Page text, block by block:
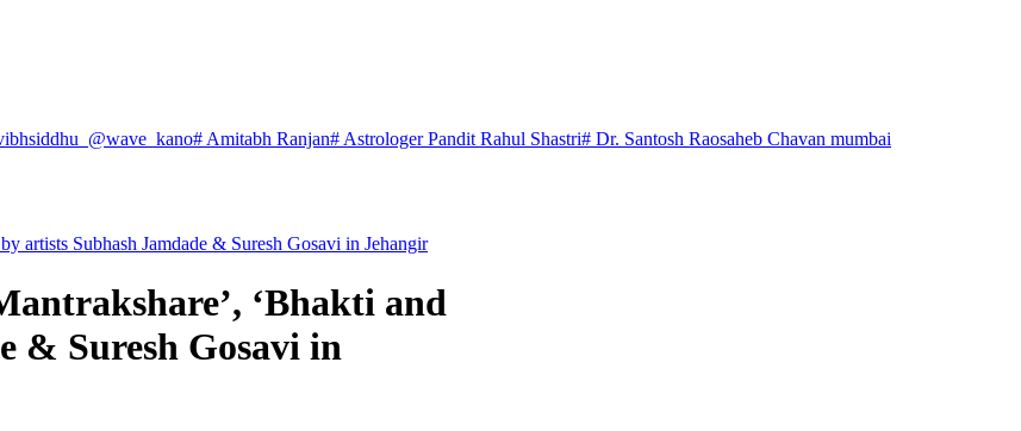
@wave_kano# Amitabh Ranjan# Astrologer Pandit Rahul Shastri# Dr. Santosh Raosaheb Chavan mumbai
artists Subhash Jamdade & Suresh Gosavi in Jehangir
‘Bhakti and
& Suresh Gosavi in